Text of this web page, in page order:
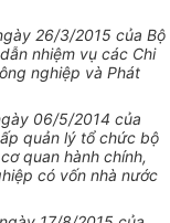
26/3/2015 của Bộ
nhiệm vụ các Chi
nghiệp và Phát
06/5/2014 của
quản lý tổ chức bộ
quan hành chính,
có vốn nhà nước